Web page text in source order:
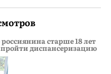
старше 18 лет
пройти диспансеризацию